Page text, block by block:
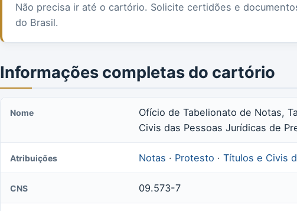
Não precisa ir até o cartório. Solicite certidões e
do Brasil.
Informações completas do cartório
Nome
Ofício de Tabelionato de Notas,
Civis das Pessoas Jurídicas de
Atribuições Notas · Protesto · Títulos e Civis
CNS 09.573-7